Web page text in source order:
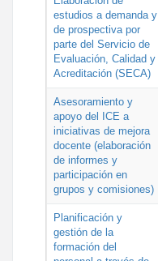
estudios a demanda y
de prospectiva por
parte del Servicio de
Evaluación, Calidad y
Acreditación (SECA)
Asesoramiento y
apoyo del ICE a
iniciativas de mejora
docente (elaboración
de informes y
participación en
grupos y comisiones)
Planificación y
gestión de la
formación del